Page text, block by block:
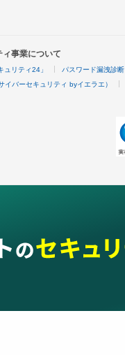
事業について
リティ24」 パスワード漏洩診断
イバーセキュリティ byイエラエ）